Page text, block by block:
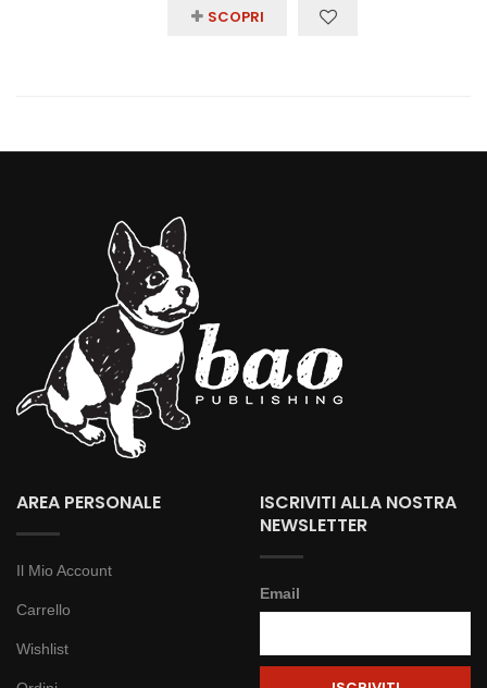
SCOPRI
AREA PERSONALE
Il Mio Account
Carrello
Wishlist
ISCRIVITI ALLA NOSTRA
NEWSLETTER
Email